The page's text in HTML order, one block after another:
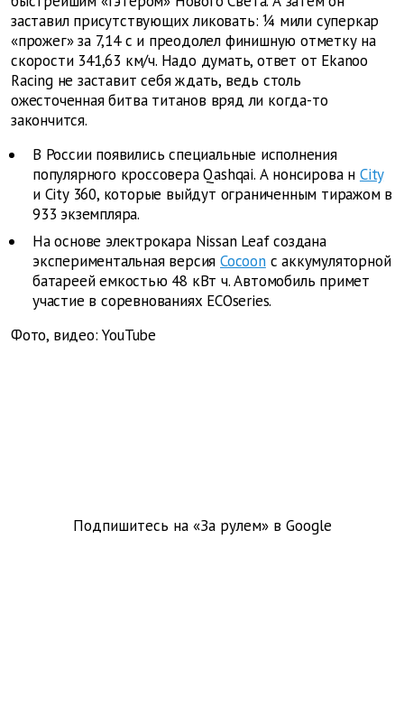
заставил присутствующих ликовать: ¼ мили суперкар
«прожег» за 7,14 с и преодолел финишную отметку на
скорости 341,63 км/ч. Надо думать, ответ от Ekanoo
Racing не заставит себя ждать, ведь столь
ожесточенная битва титанов вряд ли когда-то
закончится.
В России появились специальные исполнения
популярного кроссовера Qashqai. А нонсирова н City
и City 360, которые выйдут ограниченным тиражом в
933 экземпляра.
На основе электрокара Nissan Leaf создана
экспериментальная версия Cocoonс аккумуляторной
батареей емкостью 48 кВт ч. Автомобиль примет
участие в соревнованиях ECOseries.
Фото, видео: YouTube
Подпишитесь на «За рулем» в Google